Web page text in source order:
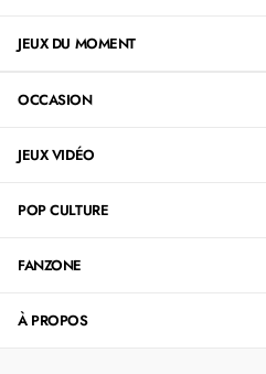
JEUX DU MOMENT
OCCASION
JEUX VIDÉO
POP CULTURE
FANZONE
À PROPOS